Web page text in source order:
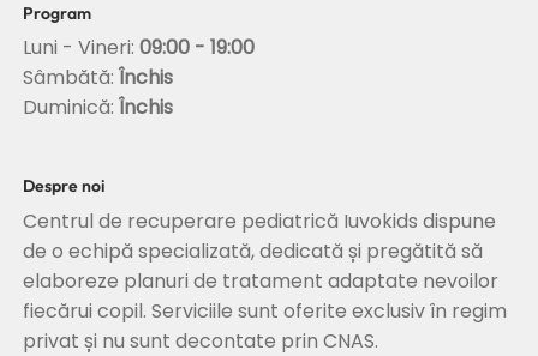
Despre noi
Centrul de recuperare pediatrică Iuvokids dispune
de o echipă specializată, dedicată și pregătită să
elaboreze planuri de tratament adaptate nevoilor
fiecărui copil. Serviciile sunt oferite exclusiv în regim
privat și nu sunt decontate prin CNAS.
Program
Luni - Vineri:09:00 - 19:00
Sâmbătă:Închis
Duminică: Închis